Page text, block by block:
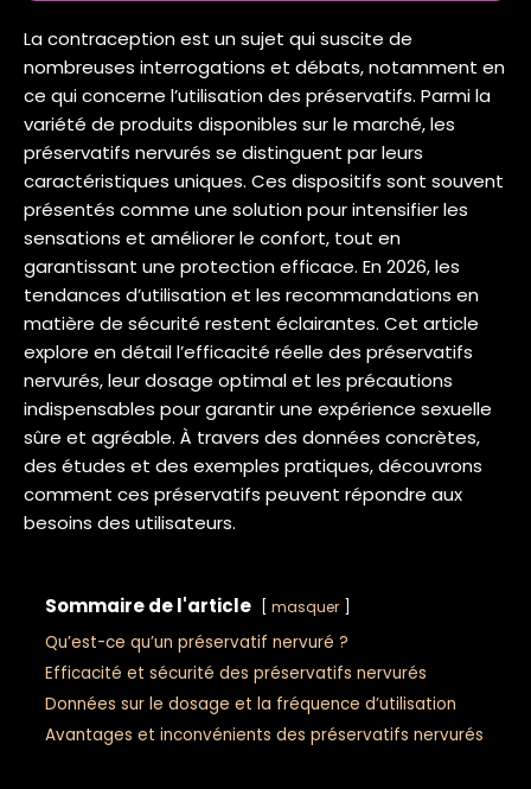
La contraception est un sujet qui suscite de
nombreuses interrogations et débats, notamment en
ce qui concerne l’utilisation des préservatifs. Parmi la
variété de produits disponibles sur le marché, les
préservatifs nervurés se distinguent par leurs
caractéristiques uniques. Ces dispositifs sont souvent
présentés comme une solution pour intensifier les
sensations et améliorer le confort, tout en
garantissant une protection efficace. En 2026, les
tendances d’utilisation et les recommandations en
matière de sécurité restent éclairantes. Cet article
explore en détail l’efficacité réelle des préservatifs
nervurés, leur dosage optimal et les précautions
indispensables pour garantir une expérience sexuelle
sûre et agréable. À travers des données concrètes,
des études et des exemples pratiques, découvrons
comment ces préservatifs peuvent répondre aux
besoins des utilisateurs.
Sommaire de l'article masquer
Qu’est-ce qu’un préservatif nervuré ?
Efficacité et sécurité des préservatifs nervurés
Données sur le dosage et la fréquence d’utilisation
Avantages et inconvénients des préservatifs nervurés